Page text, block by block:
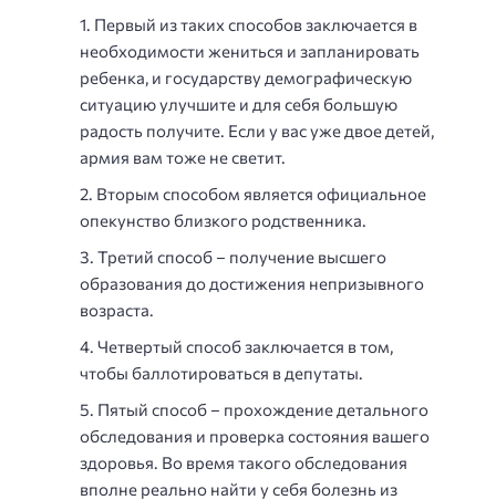
Первый из таких способов заключается в
необходимости жениться и запланировать
ребенка, и государству демографическую
ситуацию улучшите и для себя большую
радость получите. Если у вас уже двое детей,
армия вам тоже не светит.
Вторым способом является официальное
опекунство близкого родственника.
Третий способ – получение высшего
образования до достижения непризывного
возраста.
Четвертый способ заключается в том,
чтобы баллотироваться в депутаты.
Пятый способ – прохождение детального
обследования и проверка состояния вашего
здоровья. Во время такого обследования
вполне реально найти у себя болезнь из